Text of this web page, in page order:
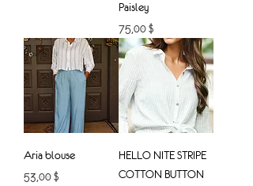
Paisley
Prix
75,00 $
Aria blouse
Prix
53,00 $
HELLO NITE STRIPE
COTTON BUTTON